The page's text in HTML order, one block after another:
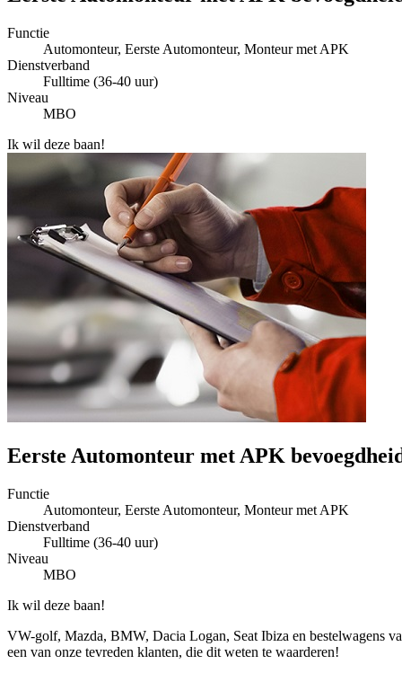
Functie
Automonteur, Eerste Automonteur, Monteur met APK
Dienstverband
Fulltime (36-40 uur)
Niveau
MBO
Ik wil deze baan!
Eerste Automonteur met APK
Functie
Automonteur, Eerste Automonteur, Monteur met APK
Dienstverband
Fulltime (36-40 uur)
Niveau
MBO
Ik wil deze baan!
VW-golf, Mazda, BMW, Dacia Logan, Seat Ibiza en bestelwagens
een van onze tevreden klanten, die dit weten te waarderen!